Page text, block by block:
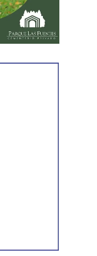
incrementar
tareas de
Alto Valle.
el relevamiento
condiciones de